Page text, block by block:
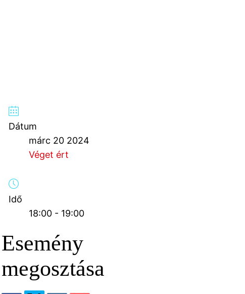
Dátum
márc 20 2024
Véget ért
Idő
18:00 - 19:00
Esemény
megosztása